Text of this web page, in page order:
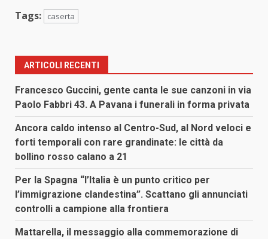
Tags: caserta
ARTICOLI RECENTI
Francesco Guccini, gente canta le sue canzoni in via
Paolo Fabbri 43. A Pavana i funerali in forma privata
Ancora caldo intenso al Centro-Sud, al Nord veloci e
forti temporali con rare grandinate: le città da
bollino rosso calano a 21
Per la Spagna “l’Italia è un punto critico per
l’immigrazione clandestina”. Scattano gli annunciati
controlli a campione alla frontiera
Mattarella, il messaggio alla commemorazione di